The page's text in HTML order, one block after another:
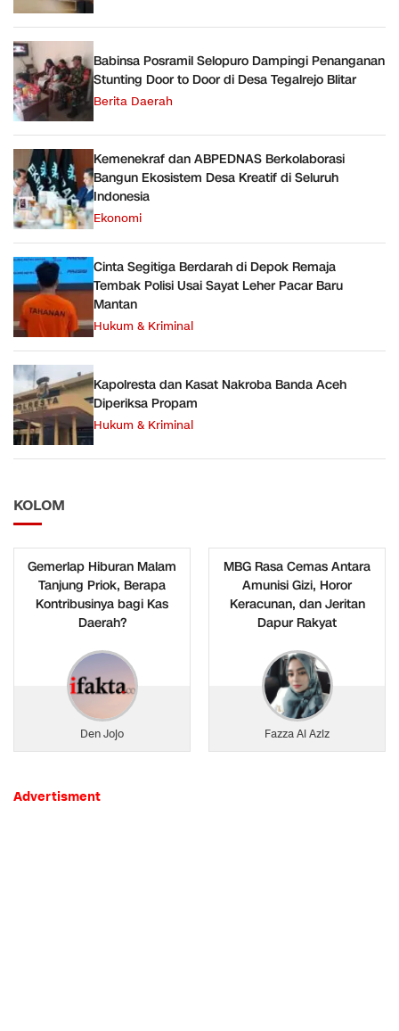
Babinsa Posramil Selopuro Dampingi Penanganan
Stunting Door to Door di Desa Tegalrejo Blitar
Berita Daerah
Kemenekraf dan ABPEDNAS Berkolaborasi
Bangun Ekosistem Desa Kreatif di Seluruh
Indonesia
Ekonomi
Cinta Segitiga Berdarah di Depok Remaja
Tembak Polisi Usai Sayat Leher Pacar Baru
Mantan
Hukum & Kriminal
Kapolresta dan Kasat Nakroba Banda Aceh
Diperiksa Propam
Hukum & Kriminal
KOLOM
Gemerlap Hiburan Malam
Tanjung Priok, Berapa
Kontribusinya bagi Kas
Daerah?
Den Jojo
MBG Rasa Cemas Antara
Amunisi Gizi, Horor
Keracunan, dan Jeritan
Dapur Rakyat
Fazza Al Aziz
Advertisment